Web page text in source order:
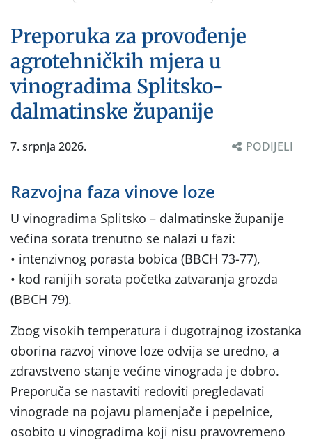
Preporuka za provođenje
agrotehničkih mjera u
vinogradima Splitsko-
dalmatinske županije
7. srpnja 2026. PODIJELI
Razvojna faza vinove loze
U vinogradima Splitsko – dalmatinske županije
većina sorata trenutno se nalazi u fazi:
• intenzivnog porasta bobica (BBCH 73-77),
• kod ranijih sorata početka zatvaranja grozda
(BBCH 79).
Zbog visokih temperatura i dugotrajnog izostanka
oborina razvoj vinove loze odvija se uredno, a
zdravstveno stanje većine vinograda je dobro.
Preporuča se nastaviti redoviti pregledavati
vinograde na pojavu plamenjače i pepelnice,
osobito u vinogradima koji nisu pravovremeno